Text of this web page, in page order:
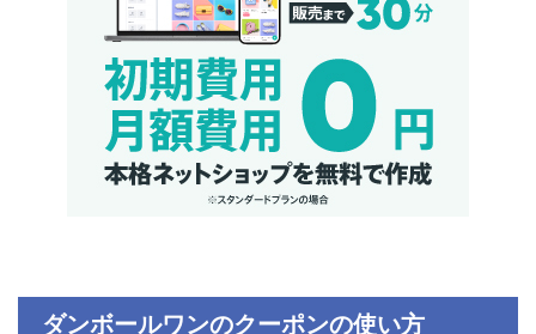
ダンボールワンのクーポンの使い方